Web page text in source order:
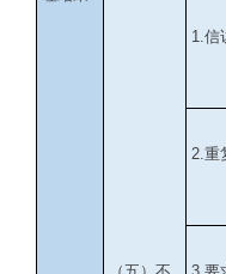
1. 信
2. 重